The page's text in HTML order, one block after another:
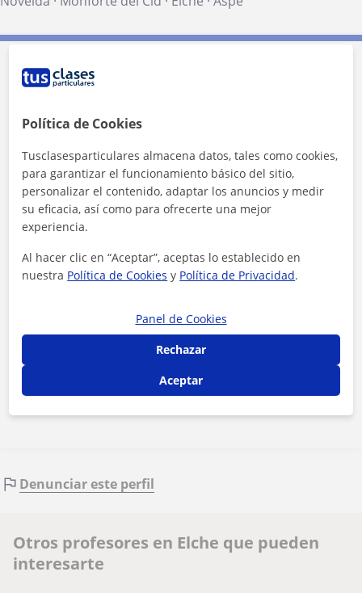
Contacta con Cristina
Al hacer clic, aceptas nuestro
Contactar ahora
Denunciar este perfil
Otros profesores en Elche que pueden
interesarte
Política de Cookies
Tusclasesparticulares almacena datos, tales como cookies,
para garantizar el funcionamiento básico del sitio,
personalizar el contenido, adaptar los anuncios y medir
su eficacia, así como para ofrecerte una mejor
experiencia.
Al hacer clic en “Aceptar”, aceptas lo establecido en
nuestra Política de Cookies y Política de Privacidad.
Panel de Cookies
Rechazar
Aceptar